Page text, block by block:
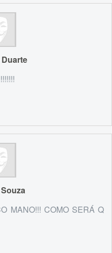
MANO!!! COMO SERÁ Q